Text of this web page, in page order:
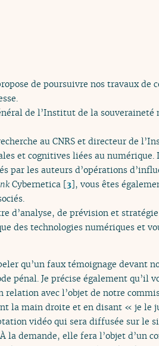
de poursuivre nos travaux
de l’Institut de la souveraineté
au CNRS et directeur de
et cognitives liées au
par les auteurs d’opérations
Cybernetica [3], vous êtes
d’analyse, de prévision et
des technologies numériques et
qu’un faux témoignage devant
pénal. Je précise également qu’il
avec l’objet de notre
la main droite et en disant « je le
vidéo qui sera diffusée sur le
la demande, elle fera l’objet d’un